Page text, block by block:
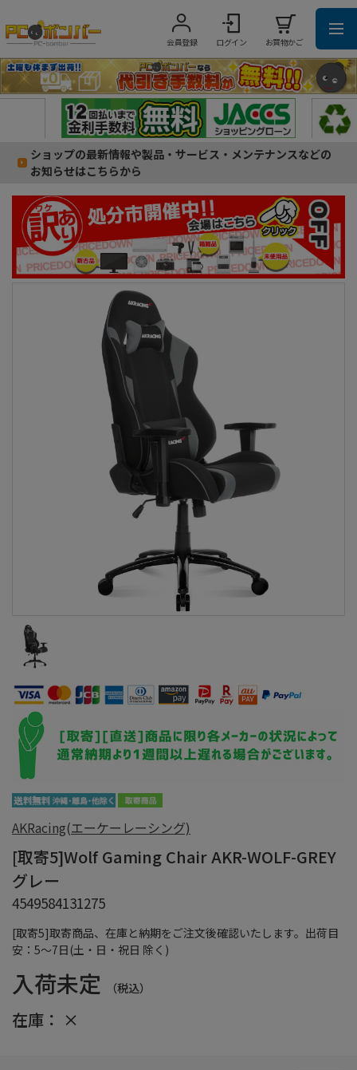
会員登録 ログイン お買物かご
ショップの最新情報や製品・サービス・メンテナンスなどの
お知らせはこちらから
[取寄5]取寄商品、在庫と納期をご注文後確認いたします。出荷目
安：5～7日(土・日・祝日 除く)
AKRacing(エーケーレーシング)
[取寄5]Wolf Gaming Chair AKR-WOLF-GREY
グレー
4549584131275
入荷未定 （税込）
在庫： ×